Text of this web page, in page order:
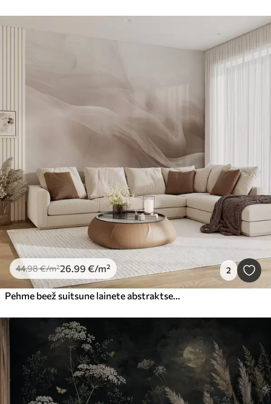
44.98€/m²26.99 €/m² 2
Pehme beež suitsune lainete abstraktses stiilis